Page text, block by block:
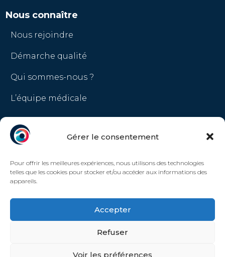
Gérer le consentement
Pour offrir les meilleures expériences, nous utilisons des technologies
telles que les cookies pour stocker et/ou accéder aux informations des
appareils.
Accepter
Refuser
Voir les préférences
Nous connaître
Nous rejoindre
Démarche qualité
Qui sommes-nous ?
L’équipe médicale
LinkedIn
Politique de confidentialité
Politique de cookies